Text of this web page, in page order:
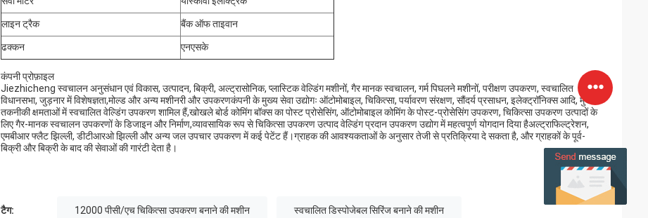
लाइन ट्रैक बैंक ऑफ ताइवान
ढक्कन एनएसके
कंपनी प्रोफ़ाइल
Jiezhicheng स्वचालन अनुसंधान एवं विकास, उत्पादन, बिक्री, अल्ट्रासोनिक, प्लास्टिक वेल्डिंग मशीनों, गैर मानक स्वचालन, गर्म पिघलने मशीनों, परीक्षण उपकरण, स्वचालित
विधानसभा, जुड़नार में विशेषज्ञता,मोल्ड और अन्य मशीनरी और उपकरणकंपनी के मुख्य सेवा उद्योगः ऑटोमोबाइल, चिकित्सा, पर्यावरण संरक्षण, सौंदर्य प्रसाधन, इलेक्ट्रॉनिक्स आदि, मुख्य
तकनीकी क्षमताओं में स्वचालित वेल्डिंग उपकरण शामिल हैं,खोखले बोर्ड कोमिंग बॉक्स का पोस्ट प्रोसेसिंग, ऑटोमोबाइल कोमिंग के पोस्ट-प्रोसेसिंग उपकरण, चिकित्सा उपकरण उत्पादों के
लिए गैर-मानक स्वचालन उपकरणों के डिजाइन और निर्माण,व्यावसायिक रूप से चिकित्सा उपकरण उत्पाद वेल्डिंग प्रदान उपकरण उद्योग में महत्वपूर्ण योगदान दिया हैअल्ट्राफिल्ट्रेशन,
एमबीआर फ्लैट झिल्ली, डीटीआरओ झिल्ली और अन्य जल उपचार उपकरण में कई पेटेंट हैं।ग्राहक की आवश्यकताओं के अनुसार तेजी से प्रतिक्रिया दे सकता है, और ग्राहकों के पूर्व-
बिक्री और बिक्री के बाद की सेवाओं की गारंटी देता है।
टैग: 12000 पीसी/एच चिकित्सा उपकरण बनाने की मशीन स्वचालित डिस्पोजेबल सिरिंज बनाने की मशीन